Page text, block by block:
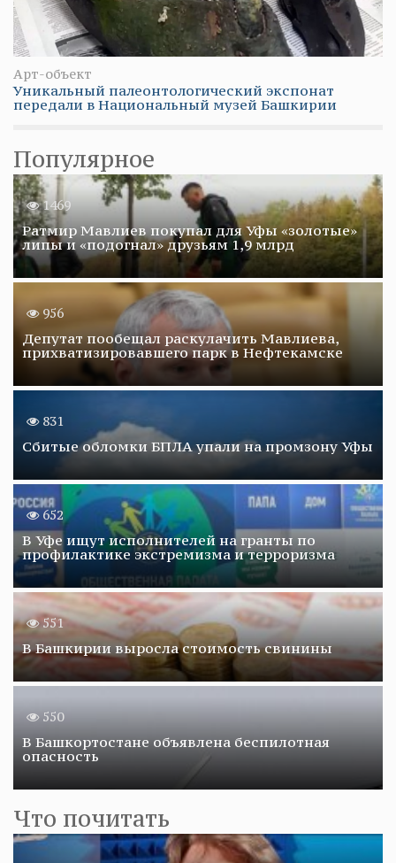
Арт-объект
Уникальный палеонтологический экспонат
передали в Национальный музей Башкирии
Популярное
1469
Ратмир Мавлиев покупал для Уфы «золотые»
липы и «подогнал» друзьям 1,9 млрд
956
Депутат пообещал раскулачить Мавлиева,
прихватизировавшего парк в Нефтекамске
831
Сбитые обломки БПЛА упали на промзону Уфы
652
В Уфе ищут исполнителей на гранты по
профилактике экстремизма и терроризма
551
В Башкирии выросла стоимость свинины
550
В Башкортостане объявлена беспилотная
опасность
Что почитать